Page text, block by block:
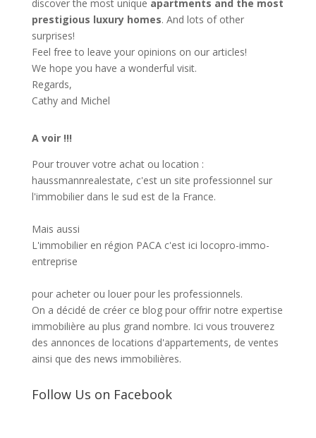
discover the most unique apartments and the most
prestigious luxury homes. And lots of other
surprises!
Feel free to leave your opinions on our articles!
We hope you have a wonderful visit.
Regards,
Cathy and Michel
A voir !!!
Pour trouver votre achat ou location :
haussmannrealestate, c'est un site professionnel sur
l'immobilier dans le sud est de la France.
Mais aussi
L'immobilier en région PACA c'est ici locopro-immo-
entreprise
pour acheter ou louer pour les professionnels.
On a décidé de créer ce blog pour offrir notre expertise
immobilière au plus grand nombre. Ici vous trouverez
des annonces de locations d'appartements, de ventes
ainsi que des news immobilières.
Follow Us on Facebook